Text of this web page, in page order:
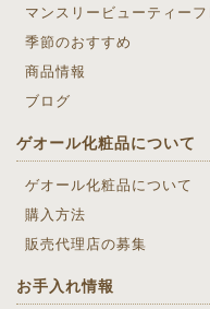
マンスリービューティー
季節のおすすめ
商品情報
ブログ
ゲオール化粧品について
ゲオール化粧品について
購入方法
販売代理店の募集
お手入れ情報